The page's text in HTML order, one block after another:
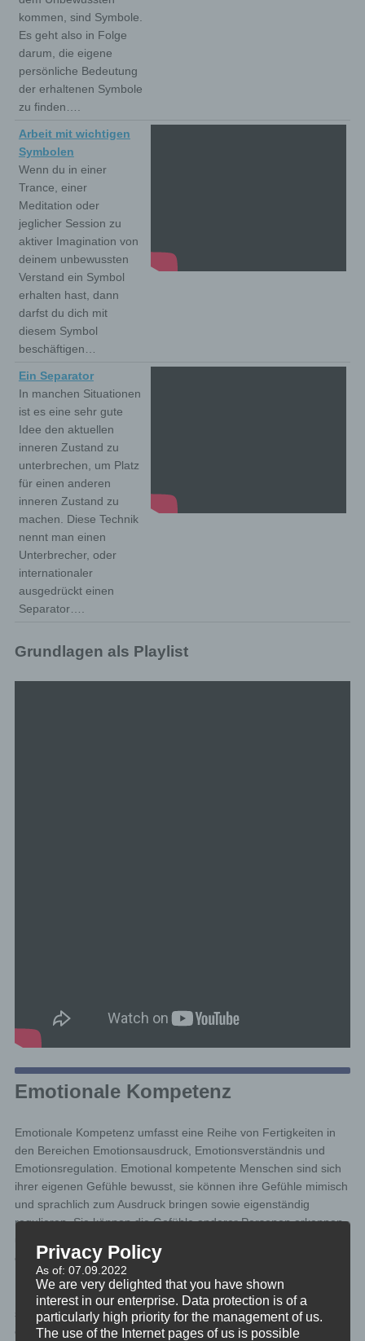
kommen, sind Symbole.
Es geht also in Folge
darum, die eigene
persönliche Bedeutung
der erhaltenen Symbole
zu finden….
Arbeit mit wichtigen
Symbolen
Wenn du in einer
Trance, einer
Meditation oder
jeglicher Session zu
aktiver Imagination von
deinem unbewussten
Verstand ein Symbol
erhalten hast, dann
darfst du dich mit
diesem Symbol
beschäftigen…
Ein Separator
In manchen Situationen
ist es eine sehr gute
Idee den aktuellen
inneren Zustand zu
unterbrechen, um Platz
für einen anderen
inneren Zustand zu
machen. Diese Technik
nennt man einen
Unterbrecher, oder
internationaler
ausgedrückt einen
Separator….
Grundlagen als Playlist
Emotionale Kompetenz
Emotionale Kompetenz umfasst eine Reihe von Fertigkeiten in
den Bereichen Emotionsausdruck, Emotionsverständnis und
Emotionsregulation. Emotional kompetente Menschen sind sich
ihrer eigenen Gefühle bewusst, sie können ihre Gefühle mimisch
und sprachlich zum Ausdruck bringen sowie eigenständig
regulieren. Sie können die Gefühle anderer Personen erkennen
empathisch und prosozial verhalten.
Emotionen entstehen, wenn unsere Werte erfüllt oder nicht erfüllt
sind. Sie sind damit unsere Motivatoren um unsere Ziele zu
erreichen und mehr davon zu kriegen. Somit haben alle
Privacy Policy
As of: 07.09.2022
We are very delighted that you have shown
interest in our enterprise. Data protection is of a
particularly high priority for the management of us.
The use of the Internet pages of us is possible